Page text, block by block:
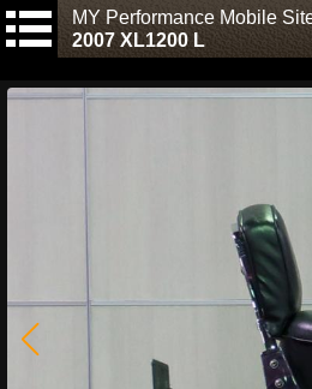
MY Performance Mobile
2007 XL1200 L